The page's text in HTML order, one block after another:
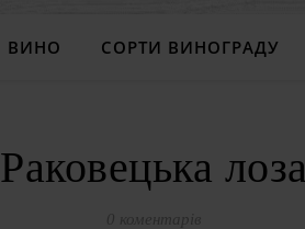
ВИНО СОРТИ ВИНОГРАДУ
Раковецька лоза
0 коментарів